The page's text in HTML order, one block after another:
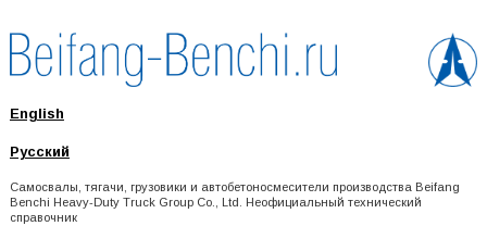
English
Русский
Самосвалы, тягачи, грузовики и автобетоносмесители производства Beifang
Benchi Heavy-Duty Truck Group Co., Ltd. Неофициальный технический
справочник